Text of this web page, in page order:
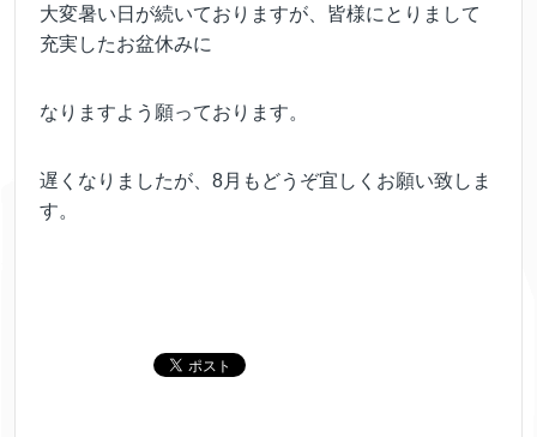
大変暑い日が続いておりますが、皆様にとりまして
充実したお盆休みに
なりますよう願っております。
遅くなりましたが、8月もどうぞ宜しくお願い致しま
す。